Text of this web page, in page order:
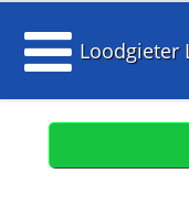
Loodgieter